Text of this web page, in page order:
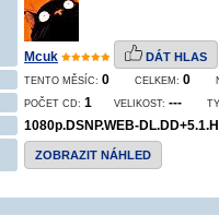
Mcuk DÁT HLAS
TENTO MĚSÍC: 0 CELKEM: 0
POČET CD: 1 VELIKOST: ---
1080p.DSNP.WEB-
ZOBRAZIT NÁHLED